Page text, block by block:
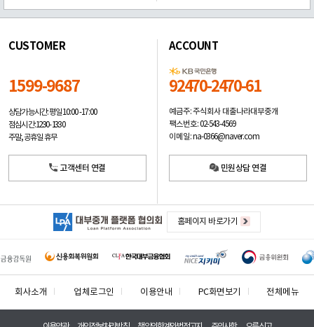
CUSTOMER
1599-9687
상담가능시간: 평일10:00 -17:00
점심시간: 12:30 - 13:30
주말, 공휴일 휴무
고객센터 연결
ACCOUNT
92470-2470-61
예금주: 주식회사 대출나라대부중개
팩스번호: 02-543-4569
이메일: na-0366@naver.com
민원상담 연결
홈페이지 바로가기
회사소개 업체로그인 이용안내 PC화면보기 전체메뉴